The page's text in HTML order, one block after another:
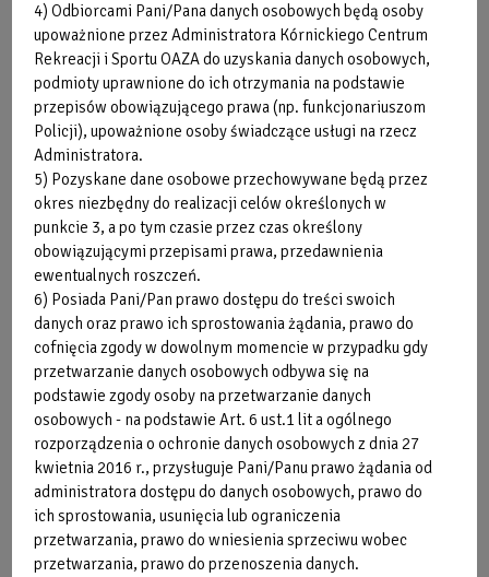
W celu umówienia się na wizytę proszę
zadzwonić pod numer telefonu:882 553 324
Podczas pierwszej wizyty proszę uwzględnić
dodatkowe 15 minut do czasu zabiegu, ze
względu na uzupełnienie karty klienta i
wstępnego zapoznania się z oczekiwaniami
klienta.
Osoba wykonująca zabieg zastrzega sobie prawo
do odmowy jego przeprowadzenia po wstępnym
wywiadzie i obejrzeniu części ciała. Po
stwierdzeniu przeciwwskazań do wykonania
zabiegu może być on wykonany dopiero po
okazaniu oświadczenia (zgody) od lekarza
specjalisty.
4) Odbiorcami Pani/Pana danych osobowych będą osoby
upoważnione przez Administratora Kórnickiego Centrum
Rekreacji i Sportu OAZA do uzyskania danych osobowych,
podmioty uprawnione do ich otrzymania na podstawie
przepisów obowiązującego prawa (np. funkcjonariuszom
Policji), upoważnione osoby świadczące usługi na rzecz
Administratora.
5) Pozyskane dane osobowe przechowywane będą przez
okres niezbędny do realizacji celów określonych w
punkcie 3, a po tym czasie przez czas określony
obowiązującymi przepisami prawa, przedawnienia
ewentualnych roszczeń.
6) Posiada Pani/Pan prawo dostępu do treści swoich
danych oraz prawo ich sprostowania żądania, prawo do
cofnięcia zgody w dowolnym momencie w przypadku gdy
przetwarzanie danych osobowych odbywa się na
podstawie zgody osoby na przetwarzanie danych
osobowych - na podstawie Art. 6 ust.1 lit a ogólnego
rozporządzenia o ochronie danych osobowych z dnia 27
kwietnia 2016 r., przysługuje Pani/Panu prawo żądania od
administratora dostępu do danych osobowych, prawo do
ich sprostowania, usunięcia lub ograniczenia
przetwarzania, prawo do wniesienia sprzeciwu wobec
przetwarzania, prawo do przenoszenia danych.